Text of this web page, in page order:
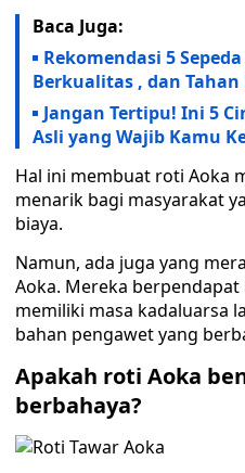
Baca Juga:
Rekomendasi 5
Berkualitas , dan Tahan
Jangan Tertipu! Ini 5
Asli yang Wajib Kamu
Hal ini membuat roti Aoka
menarik bagi masyarakat
biaya.
Namun, ada juga yang
Aoka. Mereka
memiliki masa kadaluarsa
bahan pengawet yang
Apakah roti Aoka
berbahaya?